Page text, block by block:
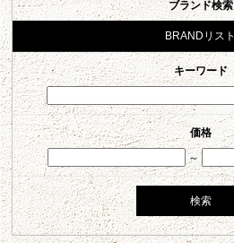
ブランド検索
BRANDリスト
キーワード
価格
～